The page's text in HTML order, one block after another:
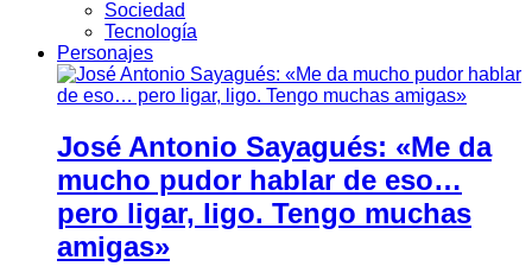
Sociedad
Tecnología
Personajes
José Antonio Sayagués: «Me da
mucho pudor hablar de eso…
pero ligar, ligo. Tengo muchas
amigas»